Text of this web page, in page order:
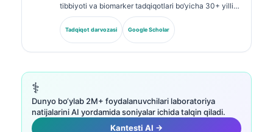
tibbiyoti va biomarker tadqiqotlari bo‘yicha 30+ yillik
tajribaga ega. Germaniya Klinik biokimyo jamiyatining
sobiq prezidenti bo‘lib, u diagnostik panellar tahlili,
biomarkerlarni standartlashtirish va AI yordamidagi
Tadqiqot darvozasi Google Scholar
⚕️
Dunyo bo‘ylab 2M+ foydalanuvchilari laboratoriya
natijalarini AI yordamida soniyalar ichida talqin qiladi.
Kantesti AI →